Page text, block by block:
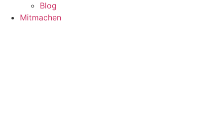
Blog
Mitmachen